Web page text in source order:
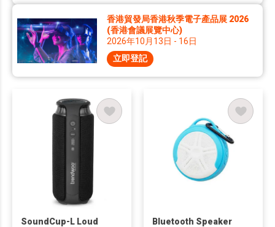
香港貿發局香港秋季電子產品展 2026
(香港會議展覽中心)
2026年10月13日 - 16日
立即登記
SoundCup-L Loud
Bluetooth Speaker